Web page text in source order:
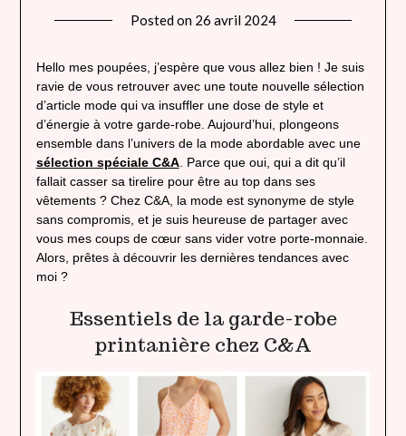
Posted on 26 avril 2024by
heavenly
Hello mes poupées, j’espère que vous allez bien ! Je suis
ravie de vous retrouver avec une toute nouvelle sélection
d’article mode qui va insuffler une dose de style et
d’énergie à votre garde-robe. Aujourd’hui, plongeons
ensemble dans l’univers de la mode abordable avec une
sélection spéciale C&A. Parce que oui, qui a dit qu’il
fallait casser sa tirelire pour être au top dans ses
vêtements ? Chez C&A, la mode est synonyme de style
sans compromis, et je suis heureuse de partager avec
vous mes coups de cœur sans vider votre porte-monnaie.
Alors, prêtes à découvrir les dernières tendances avec
moi ?
Essentiels de la garde-robe
printanière chez C&A